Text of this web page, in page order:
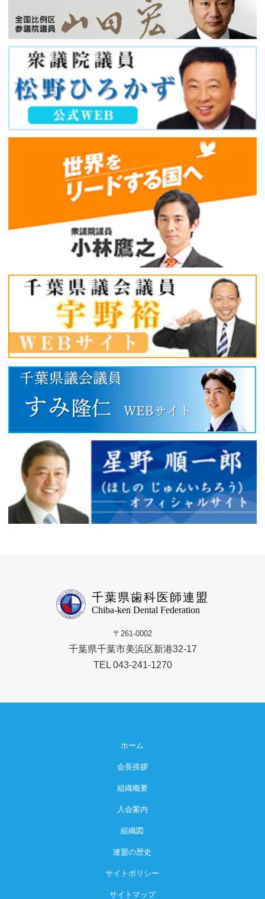
千葉県歯科医師連盟
Chiba-ken Dental Federation
〒261-0002
千葉県千葉市美浜区新港32-17
TEL 043-241-1270
ホーム
会長挨拶
組織概要
入会案内
組織図
連盟の歴史
サイトポリシー
サイトマップ